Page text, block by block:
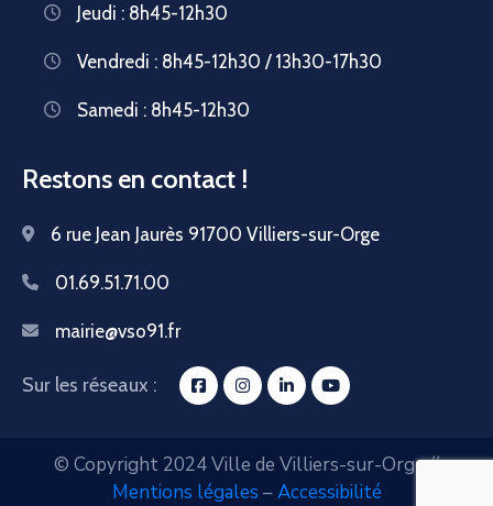
Jeudi : 8h45-12h30
Vendredi : 8h45-12h30 / 13h30-17h30
Samedi : 8h45-12h30
Restons en contact !
6 rue Jean Jaurès 91700 Villiers-sur-Orge
01.69.51.71.00
mairie@vso91.fr
Sur les réseaux :
© Copyright 2024 Ville de Villiers-sur-Orge //
Mentions légales –Accessibilité